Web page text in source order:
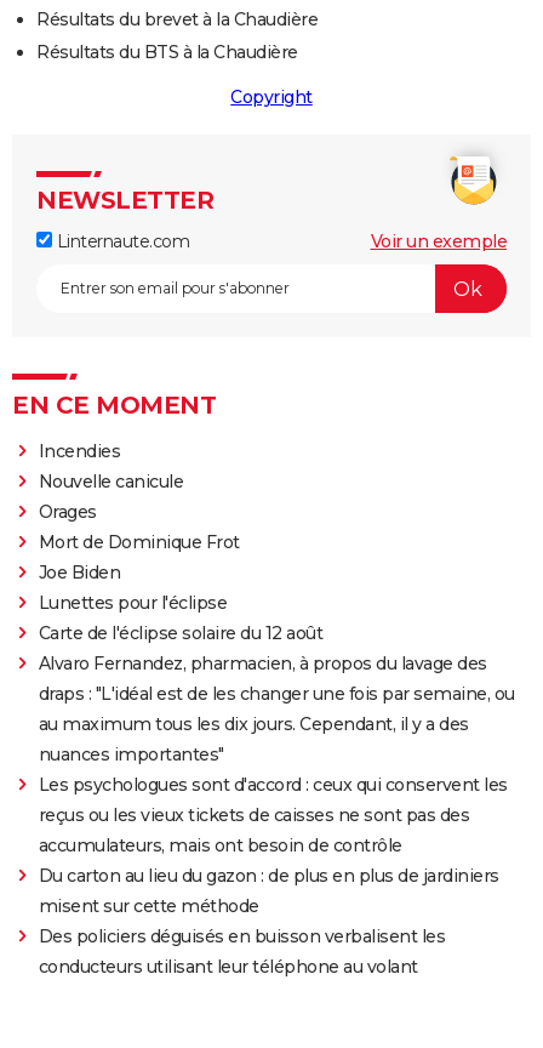
Résultats du brevet à la Chaudière
Résultats du BTS à la Chaudière
Copyright
NEWSLETTER
Linternaute.com Voir un exemple
EN CE MOMENT
Incendies
Nouvelle canicule
Orages
Mort de Dominique Frot
Joe Biden
Lunettes pour l'éclipse
Carte de l'éclipse solaire du 12 août
Alvaro Fernandez, pharmacien, à propos du lavage des
draps : "L'idéal est de les changer une fois par semaine, ou
au maximum tous les dix jours. Cependant, il y a des
nuances importantes"
Les psychologues sont d'accord : ceux qui conservent les
reçus ou les vieux tickets de caisses ne sont pas des
accumulateurs, mais ont besoin de contrôle
Du carton au lieu du gazon : de plus en plus de jardiniers
misent sur cette méthode
Des policiers déguisés en buisson verbalisent les
conducteurs utilisant leur téléphone au volant